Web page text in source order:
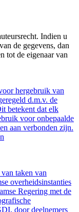
Indien u
de gegevens, dan
tot de eigenaar van
hergebruik van
d.m.v. de
betekent dat elk
voor onbepaalde
aan verbonden zijn.
taken van
overheidsinstanties
Regering met de
door deelnemers